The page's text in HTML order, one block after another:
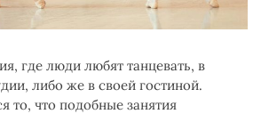
где люди любят танцевать, в
либо же в своей гостиной.
то, что подобные занятия